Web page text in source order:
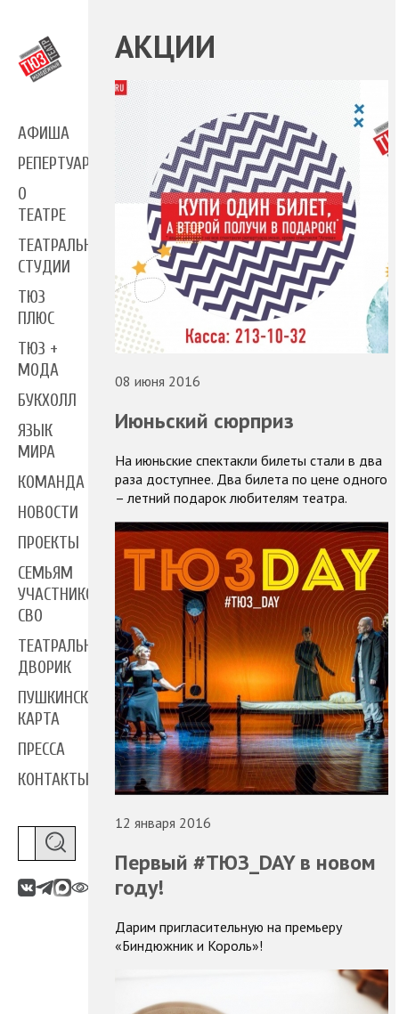
АФИША
РЕПЕРТУАР
О
ТЕАТРЕ
ТЕАТРАЛЬНЫЕ
СТУДИИ
ТЮЗ
ПЛЮС
ТЮЗ +
МОДА
БУКХОЛЛ
ЯЗЫК
МИРА
КОМАНДА
НОВОСТИ
ПРОЕКТЫ
СЕМЬЯМ
УЧАСТНИКОВ
СВО
ТЕАТРАЛЬНЫЙ
ДВОРИК
ПУШКИНСКАЯ
КАРТА
ПРЕССА
КОНТАКТЫ
АКЦИИ
08 июня 2016
Июньский сюрприз
На июньские спектакли билеты стали в два
раза доступнее. Два билета по цене одного
– летний подарок любителям театра.
12 января 2016
Первый #ТЮЗ_DAY в новом
году!
Дарим пригласительную на премьеру
«Биндюжник и Король»!